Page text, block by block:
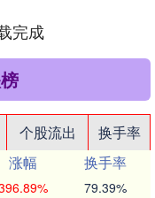
完成
个股流出
换手率
涨幅
换手率
79.39%